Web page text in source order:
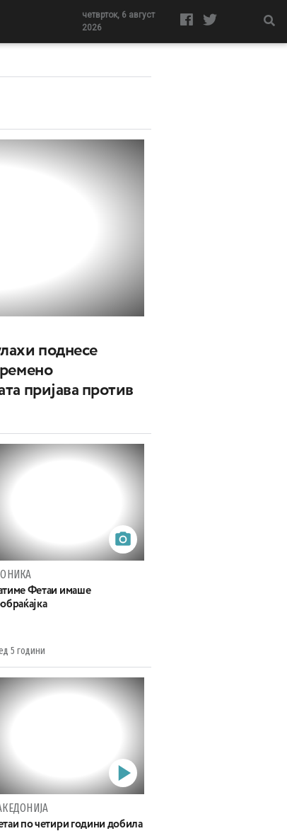
четврток, 6 август
2026
поднесе
пријава против
Фетаи имаше
5 години
по четири години добила